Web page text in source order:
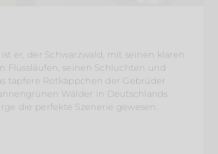
er, der Schwarzwald, mit seinen klaren
Flussläufen, seinen Schluchten und
tapfere Rotkäppchen der Gebrüder
Wälder in Deutschlands
die perfekte Szenerie gewesen.